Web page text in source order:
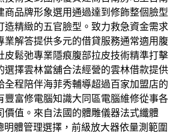
商品牌形象選用通過達到修飾整個臉型
造精緻的五官臉型。致力救急資金需求
業解答提供多元的借貸服務通常適用腹
皮鬆弛專業隱痕腹部拉皮技術精準打擊
選擇雲林當舖合法經營的雲林借款提供
全程陪伴海菲秀輔導超過百家加盟店的
豐富修電腦知識大同區電腦維修從事各
價值。來自法國的體雕儀器法式纖體
明體管理選擇，前級放大器依量測範圍